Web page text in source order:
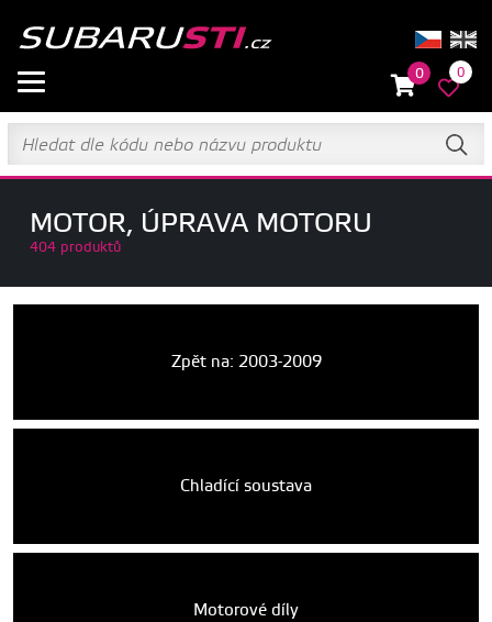
0 0
MOTOR, ÚPRAVA MOTORU
404 produktů
Zpět na: 2003-2009
Chladící soustava
Motorové díly